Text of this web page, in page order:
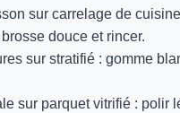
sur carrelage de
douce et rincer.
sur stratifié : gomme
sur parquet vitrifié :